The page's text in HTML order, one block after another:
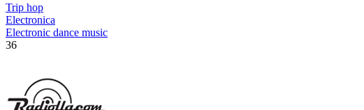
Trip hop
Electronica
Electronic dance music
36